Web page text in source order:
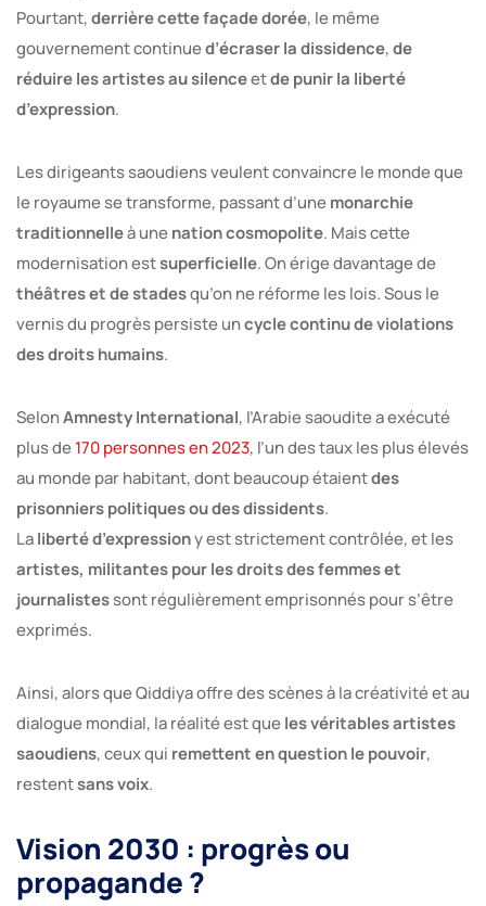
Pourtant,derrière cette façade dorée, le même
gouvernement continued’écraser la dissidence,de
réduire les artistes au silenceetde punir la liberté
d’expression.
Les dirigeants saoudiens veulent convaincre le monde que
le royaume se transforme, passant d’unemonarchie
traditionnelleà unenation cosmopolite. Mais cette
modernisation estsuperficielle. On érige davantage de
théâtres et de stadesqu’on ne réforme les lois. Sous le
vernis du progrès persiste uncycle continu de violations
des droits humains.
SelonAmnesty International, l’Arabie saoudite a exécuté
plus de170 personnes en 2023, l’un des taux les plus élevés
au monde par habitant, dont beaucoup étaientdes
prisonniers politiques ou des dissidents.
Laliberté d’expressiony est strictement contrôlée, et les
artistes, militantes pour les droits des femmes et
journalistessont régulièrement emprisonnés pour s’être
exprimés.
Ainsi, alors que Qiddiya offre des scènes à la créativité et au
dialogue mondial, la réalité est queles véritables artistes
saoudiens, ceux qui remettent en question le pouvoir,
restentsans voix.
Vision 2030 : progrès ou
propagande ?